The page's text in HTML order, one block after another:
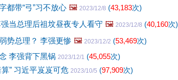
都带“弓”习不放心 🖼️ 2023/12/8 (43,183次)
当总理后祖坟昼夜专人看守 🖼️ 2023/12/8 (40,160次)
势总理？ 李强更惨 🖼️ 2023/12/2 (53,469次)
李强背下黑锅 2023/12/1 (45,055次)
” 习近平岌岌可危 2023/10/5 (97,909次)